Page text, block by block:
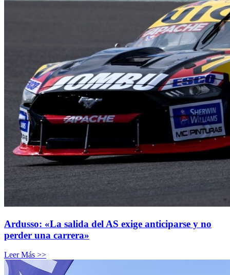
Ardusso: «La salida del AS exige anticiparse y no
perder una carrera»
Leer Más >>